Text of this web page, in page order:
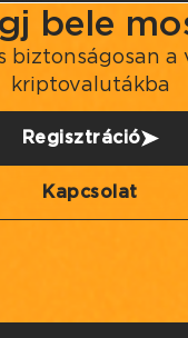
bele
biztonságosan a
kriptovalutákba
Regisztráció
Kapcsolat